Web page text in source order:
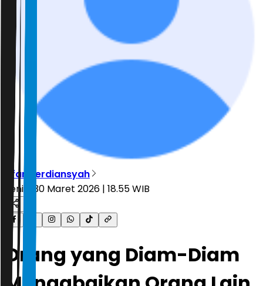
Irfan Ferdiansyah
Senin, 30 Maret 2026 | 18.55 WIB
Orang yang Diam-Diam